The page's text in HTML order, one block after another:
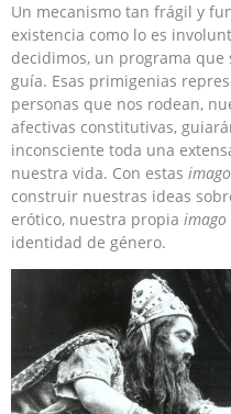
Un mecanismo tan frágil y
existencia como lo es
decidimos, un programa
guía. Esas primigenias
personas que nos rodean,
afectivas constitutivas,
inconsciente toda una
nuestra vida. Con estas imago
construir nuestras ideas
erótico, nuestra propia imago
identidad de género.